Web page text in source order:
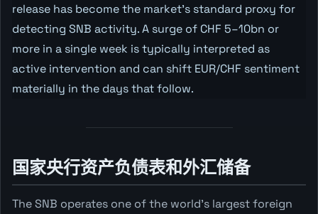
release has become the market's standard proxy for
detecting SNB activity. A surge of CHF 5–10bn or
more in a single week is typically interpreted as
active intervention and can shift EUR/CHF sentiment
materially in the days that follow.
国家央行资产负债表和外汇储备
The SNB operates one of the world's largest foreign